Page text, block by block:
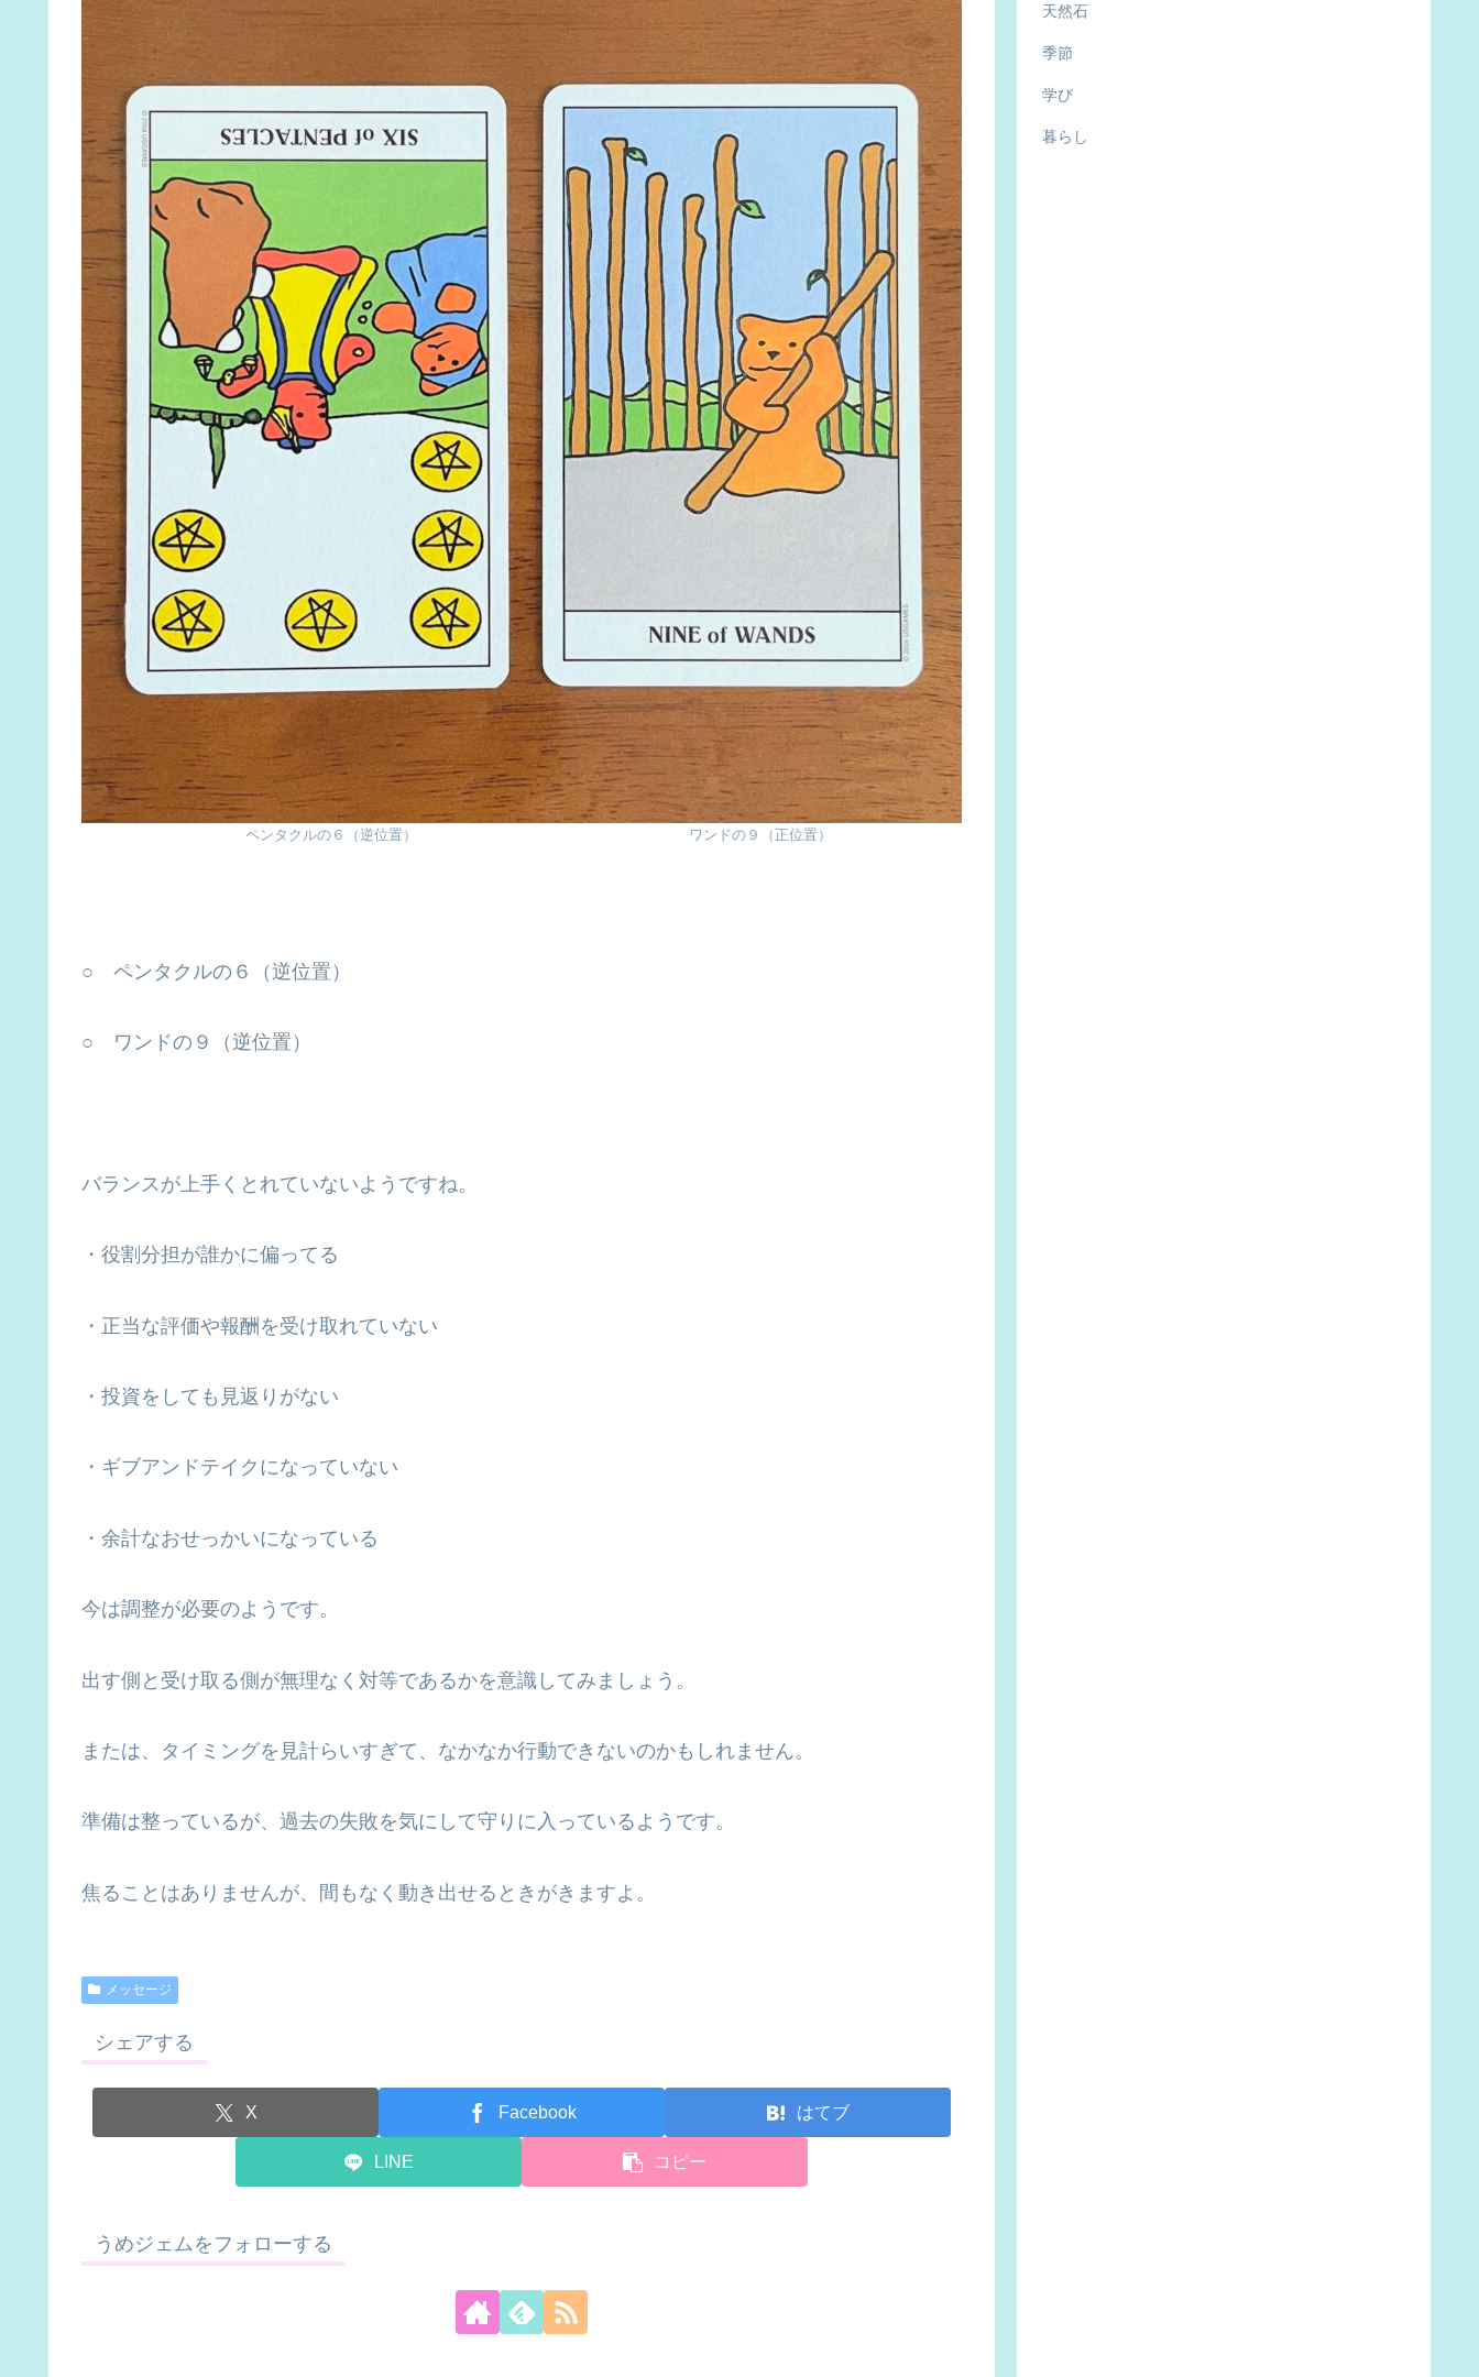
ペンタクルの６（逆位置） ワンドの９（正位置）
○ ペンタクルの６（逆位置）
○ ワンドの９（逆位置）
バランスが上手くとれていないようですね。
・役割分担が誰かに偏ってる
・正当な評価や報酬を受け取れていない
・投資をしても見返りがない
・ギブアンドテイクになっていない
・余計なおせっかいになっている
今は調整が必要のようです。
出す側と受け取る側が無理なく対等であるかを意識してみましょう。
または、タイミングを見計らいすぎて、なかなか行動できないのかもしれません。
準備は整っているが、過去の失敗を気にして守りに入っているようです。
焦ることはありませんが、間もなく動き出せるときがきますよ。
メッセージ
シェアする
X Facebook はてブ
LINE コピー
うめジェムをフォローする
天然石
季節
学び
暮らし